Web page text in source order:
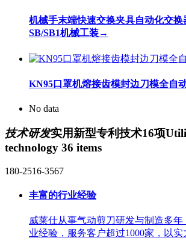
机械手末端快速交换夹具自动化交
SB/SB1机械工装→
KN95口罩机熔接齿模封边刀模全自
No data
技术研发实用新型专利技术16项
technology 36 items
180-2516-3567
丰富的行业经验
威莱仕从事气动剪刀研发与制造多
业经验，服务客户超过1000家，以